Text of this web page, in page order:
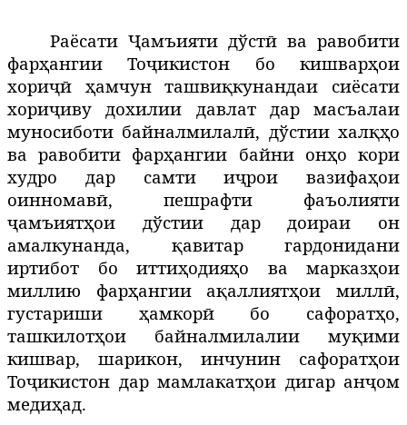
Раёсати Ҷамъияти дўстӣ ва равобити
фарҳангии Тоҷикистон бо кишварҳои
хориҷӣ ҳамчун ташвиқкунандаи сиёсати
хориҷиву дохилии давлат дар масъалаи
муносиботи байналмилалӣ, дўстии халқҳо
ва равобити фарҳангии байни онҳо кори
худро дар самти иҷрои вазифаҳои
оинномавӣ, пешрафти фаъолияти
ҷамъиятҳои дўстии дар доираи он
амалкунанда, қавитар гардонидани
иртибот бо иттиҳодияҳо ва марказҳои
миллию фарҳангии ақаллиятҳои миллӣ,
густариши ҳамкорӣ бо сафоратҳо,
ташкилотҳои байналмилалии муқими
кишвар, шарикон, инчунин сафоратҳои
Тоҷикистон дар мамлакатҳои дигар анҷом
медиҳад.